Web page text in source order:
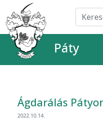
Páty
Ágdarálás
2022.10.14.